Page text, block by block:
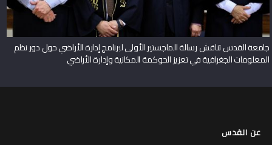
جامعة القدس تناقش رسالة الماجستير الأولى لبرنامج إدارة الأراضي حول دور نظم
المعلومات الجغرافية في تعزيز الحوكمة المكانية وإدارة الأراضي
عن القدس